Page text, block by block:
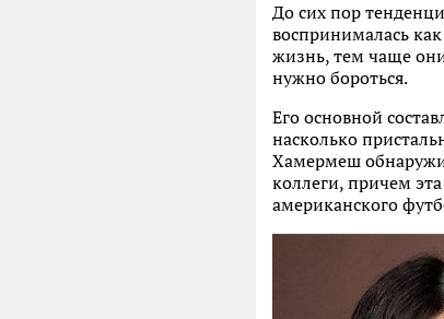
До сих пор
воспринималась
жизнь, тем чаще
нужно бороться.
Его основной
насколько
Хамермеш
коллеги, причем
американского